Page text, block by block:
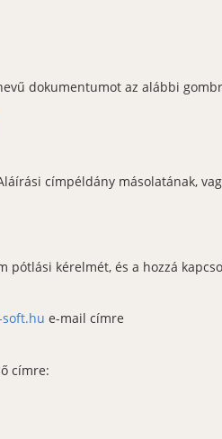
dokumentumot az alábbi
címpéldány másolatának,
pótlási kérelmét, és a hozzá
soft.hu e-mail címre
címre: